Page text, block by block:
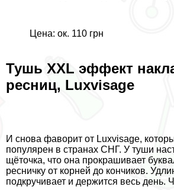
Цена: ок. 110 грн
Тушь XXL эффект
ресниц, Luxvisage
И снова фаворит от Luxvisage,
популярен в странах СНГ. У туши
щёточка, что она прокрашивает
ресничку от корней до кончиков.
подкручивает и держится весь день.